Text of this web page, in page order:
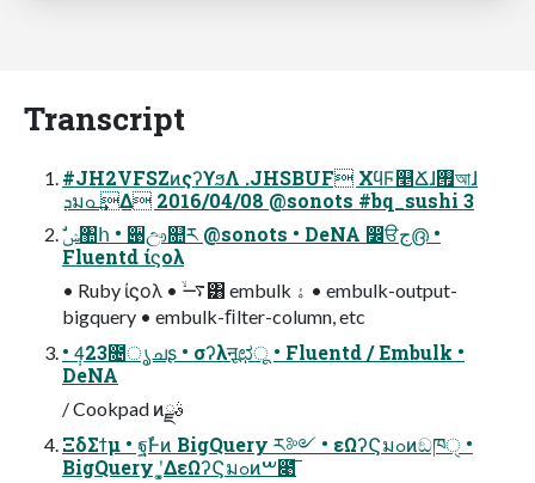
Transcript
#JH2VFSZͷςʔϒϧΛ .JHSBUF ΧϥϜ௥Ճɺ࡟আɺ
ܕมߋ ͢Δ 2016/04/08 @sonots #bq_sushi 3
Fluentd ίϛολ
• Ruby ίϛολ • ࠷ۙ͸ embulk ۀ • embulk-output-
bigquery • embulk-ﬁlter-column, etc
• 4݄23೔ൃചʂ • σʔλऩूಛू • Fluentd / Embulk •
DeNA
/ Cookpad ͷࣄྫ
ΞδΣϯμ • ฐࣾͰͷ BigQuery ར༻ • εΩʔϚมߋͷඞཁੑ •
BigQuery ʹ͓͚ΔεΩʔϚมߋͷࠔ೉͞